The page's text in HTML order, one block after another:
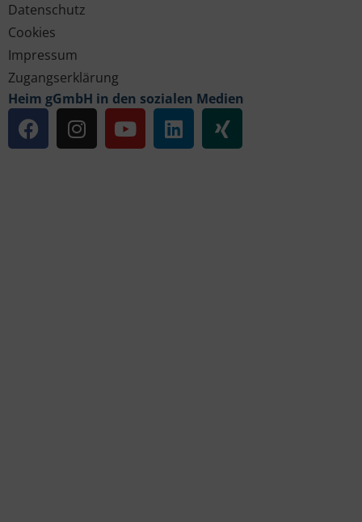
Datenschutz
Cookies
Impressum
Zugangserklärung
Heim gGmbH in den sozialen Medien